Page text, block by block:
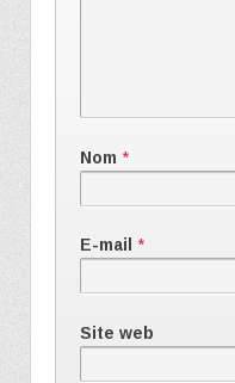
Nom *
E-mail *
Site web